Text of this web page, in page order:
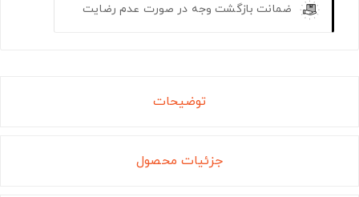
ضمانت بازگشت وجه در صورت عدم رضایت
توضیحات
جزئیات محصول